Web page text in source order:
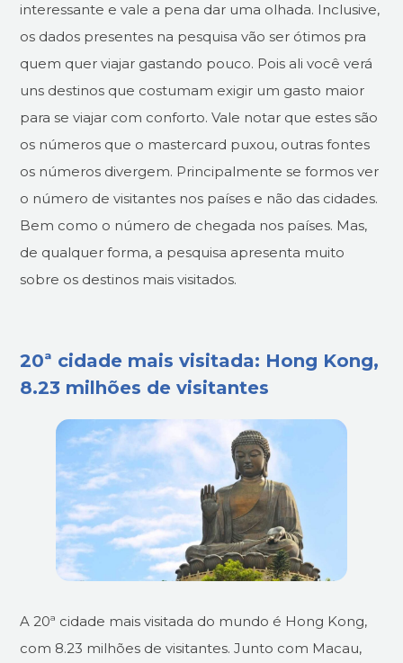
interessante e vale a pena dar uma olhada. Inclusive,
os dados presentes na pesquisa vão ser ótimos pra
quem quer viajar gastando pouco. Pois ali você verá
uns destinos que costumam exigir um gasto maior
para se viajar com conforto. Vale notar que estes são
os números que o mastercard puxou, outras fontes
os números divergem. Principalmente se formos ver
o número de visitantes nos países e não das cidades.
Bem como o número de chegada nos países. Mas,
de qualquer forma, a pesquisa apresenta muito
sobre os destinos mais visitados.
20ª cidade mais visitada: Hong Kong,
8.23 milhões de visitantes
A 20ª cidade mais visitada do mundo é Hong Kong,
com 8.23 milhões de visitantes. Junto com Macau,